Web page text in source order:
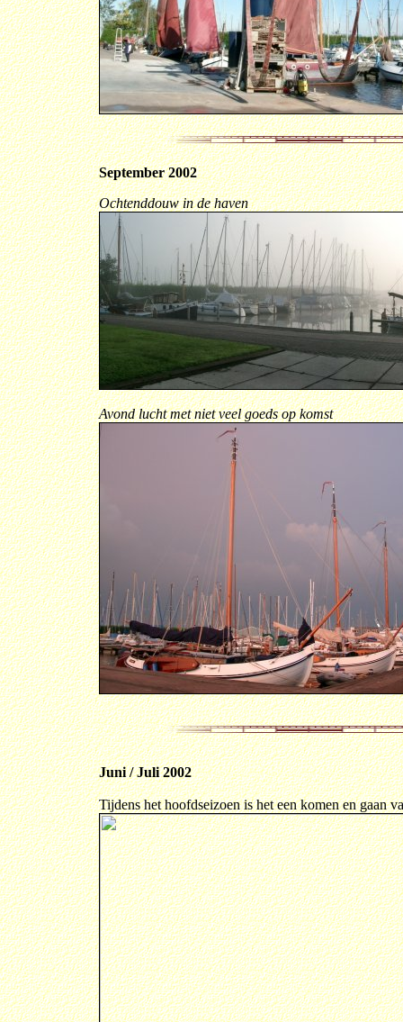
September 2002
Ochtenddouw in de haven
Avond lucht met niet veel goeds op komst
Juni / Juli 2002
Tijdens het hoofdseizoen is het een komen en gaan